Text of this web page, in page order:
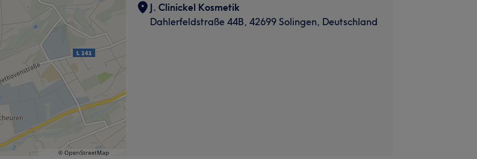
J. Clinickel Kosmetik
Dahlerfeldstraße 44B, 42699 Solingen, Deutschland